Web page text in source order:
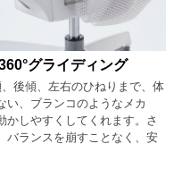
グライディング
後傾、左右のひねりまで、体
い、ブランコのようなメカ
かしやすくしてくれます。さ
バランスを崩すことなく、安